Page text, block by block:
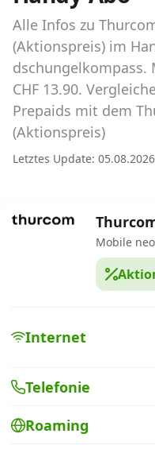
Abos für
Watches
Der gute alte
Infos
Handy-
wechseln
Internet, TV,
Alle Infos zu
(Aktionspreis) im
dschungelkompass.
CHF 13.90.
Prepaids mit dem
(Aktionspreis)
Letztes Update: 05.08.2026
Mobile
Internet
Telefonie
Roaming